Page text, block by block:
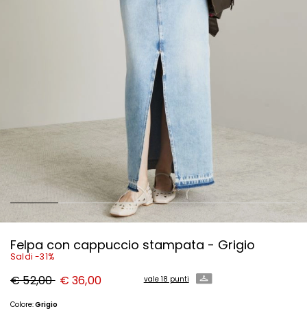
Felpa con cappuccio stampata - Grigio
Saldi -31%
Prezzo
originale
52,00
€ 52,00 Nuovo
prezzo
€ 36,00 vale 18 punti
Colore:Grigio